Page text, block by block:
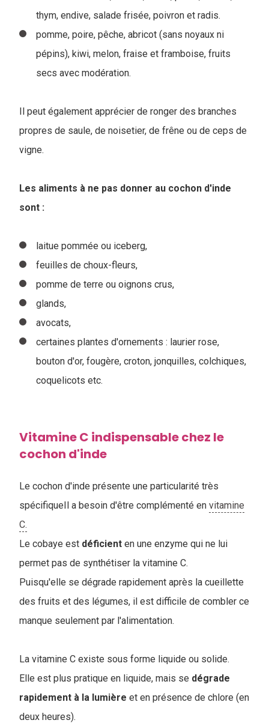
thym, endive, salade frisée, poivron et radis.
pomme, poire, pêche, abricot (sans noyaux ni
pépins), kiwi, melon, fraise et framboise, fruits
secs avec modération.
Il peut également apprécier de ronger des branches
propres de saule, de noisetier, de frêne ou de ceps de
vigne.
Les aliments à ne pas donner au cochon d'inde
sont :
laitue pommée ou iceberg,
feuilles de choux-fleurs,
pomme de terre ou oignons crus,
glands,
avocats,
certaines plantes d'ornements : laurier rose,
bouton d'or, fougère, croton, jonquilles, colchiques,
coquelicots etc.
Vitamine C indispensable chez le
cochon d'inde
Le cochon d'inde présente une particularité très
spécifiqueIl a besoin d'être complémenté en vitamine
C.
Le cobaye est déficient en une enzyme qui ne lui
permet pas de synthétiser la vitamine C.
Puisqu'elle se dégrade rapidement après la cueillette
des fruits et des légumes, il est difficile de combler ce
manque seulement par l'alimentation.
La vitamine C existe sous forme liquide ou solide.
Elle est plus pratique en liquide, mais se dégrade
rapidement à la lumière et en présence de chlore (en
deux heures).